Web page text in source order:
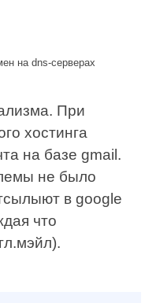
на dns-серверах
При
хостинга
на базе gmail.
не было
в google
что